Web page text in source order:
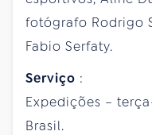
fotógrafo Rodrigo
Fabio Serfaty.
Serviço :
Expedições –
Brasil.